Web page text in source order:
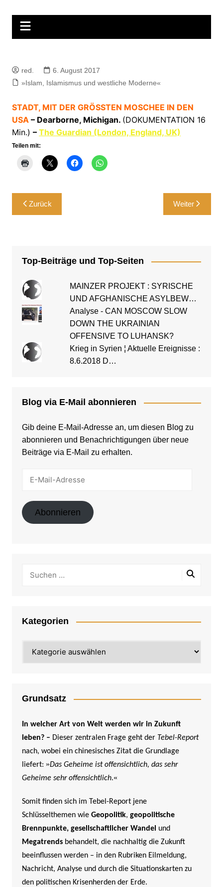
springen
red.
6. August 2017
»Islam, Islamismus und westliche Moderne«
STADT, MIT DER GRÖSSTEN MOSCHEE IN DEN
USA– Dearborne, Michigan. (DOKUMENTATION 16
Min.) – The Guardian (London, England, UK)
Teilen mit:
Beitragsnavigation
Zurück Weiter
Top-Beiträge und Top-Seiten
MAINZER PROJEKT : SYRISCHE
UND AFGHANISCHE ASYLBEW…
Analyse - CAN MOSCOW SLOW
DOWN THE UKRAINIAN
OFFENSIVE TO LUHANSK?
Krieg in Syrien ¦ Aktuelle Ereignisse :
8.6.2018 D…
Blog via E-Mail abonnieren
Gib deine E-Mail-Adresse an, um diesen Blog zu
abonnieren und Benachrichtigungen über neue
Beiträge via E-Mail zu erhalten.
Abonnieren
Kategorien
Grundsatz
In welcher Art von Welt werden wir in Zukunft
leben? – Dieser zentralen Frage geht der Tebel-Report
nach, wobei ein chinesisches Zitat die Grundlage
liefert: »Das Geheime ist offensichtlich, das sehr
Geheime sehr offensichtlich.«
Somit finden sich im Tebel-Report jene
Schlüsselthemen wie Geopolitik, geopolitische
Brennpunkte, gesellschaftlicher Wandel und
Megatrendsbehandelt, die nachhaltig die Zukunft
beeinflussen werden – in den Rubriken Eilmeldung,
Nachricht, Analyse und durch die Situationskarten zu
den politischen Krisenherden der Erde.